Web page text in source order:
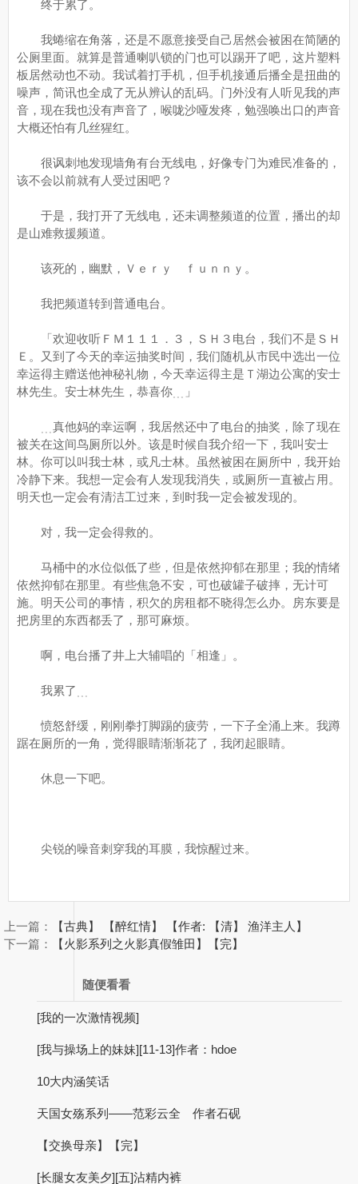
终于累了。
我蜷缩在角落，还是不愿意接受自己居然会被困在简陋的
公厕里面。就算是普通喇叭锁的门也可以踢开了吧，这片塑料
板居然动也不动。我试着打手机，但手机接通后播全是扭曲的
噪声，简讯也全成了无从辨认的乱码。门外没有人听见我的声
音，现在我也没有声音了，喉咙沙哑发疼，勉强唤出口的声音
大概还怕有几丝猩红。
很讽刺地发现墙角有台无线电，好像专门为难民准备的，
该不会以前就有人受过困吧？
于是，我打开了无线电，还未调整频道的位置，播出的却
是山难救援频道。
该死的，幽默，Ｖｅｒｙ ｆｕｎｎｙ。
我把频道转到普通电台。
「欢迎收听ＦＭ１１１．３，ＳＨ３电台，我们不是ＳＨ
Ｅ。又到了今天的幸运抽奖时间，我们随机从市民中选出一位
幸运得主赠送他神秘礼物，今天幸运得主是Ｔ湖边公寓的安士
林先生。安士林先生，恭喜你﹍」
﹍真他妈的幸运啊，我居然还中了电台的抽奖，除了现在
被关在这间鸟厕所以外。该是时候自我介绍一下，我叫安士
林。你可以叫我士林，或凡士林。虽然被困在厕所中，我开始
冷静下来。我想一定会有人发现我消失，或厕所一直被占用。
明天也一定会有清洁工过来，到时我一定会被发现的。
对，我一定会得救的。
马桶中的水位似低了些，但是依然抑郁在那里；我的情绪
依然抑郁在那里。有些焦急不安，可也破罐子破摔，无计可
施。明天公司的事情，积欠的房租都不晓得怎么办。房东要是
把房里的东西都丢了，那可麻烦。
啊，电台播了井上大辅唱的「相逢」。
我累了﹍
愤怒舒缓，刚刚拳打脚踢的疲劳，一下子全涌上来。我蹲
踞在厕所的一角，觉得眼睛渐渐花了，我闭起眼睛。
休息一下吧。
尖锐的噪音刺穿我的耳膜，我惊醒过来。
上一篇：
【古典】 【醉红情】 【作者: 【清】 渔洋主人】
下一篇：
【火影系列之火影真假雏田】【完】
随便看看
[我的一次激情视频]
[我与操场上的妹妹][11-13]作者：hdoe
10大内涵笑话
天国女殇系列——范彩云全 作者石砚
【交换母亲】【完】
[长腿女友美夕][五]沾精内裤